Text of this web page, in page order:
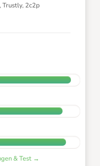
Trustly, 2c2p
& Test →